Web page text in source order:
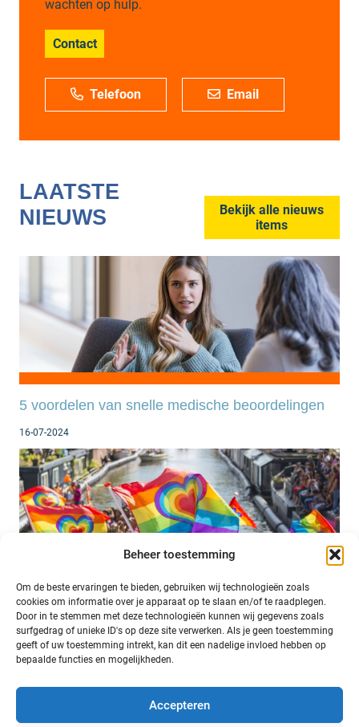
Beheer toestemming
Om de beste ervaringen te bieden, gebruiken wij technologieën zoals
cookies om informatie over je apparaat op te slaan en/of te raadplegen.
Door in te stemmen met deze technologieën kunnen wij gegevens zoals
surfgedrag of unieke ID's op deze site verwerken. Als je geen toestemming
geeft of uw toestemming intrekt, kan dit een nadelige invloed hebben op
bepaalde functies en mogelijkheden.
Accepteren
wachten op hulp.
Contact
Telefoon Email
LAATSTE
NIEUWS
Bekijk alle nieuws
items
5 voordelen van snelle medische beoordelingen
16-07-2024
Arbo Gezondheidscentrum op de Pride!
28-06-2024